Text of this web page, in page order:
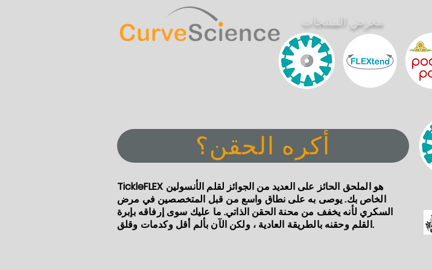
معرض المنتجات
أكره الحقن؟
TickleFLEX هو الملحق الحائز على العديد من الجوائز لقلم الأنسولين
الخاص بك. يوصى به على نطاق واسع من قبل المتخصصين في مرض
السكري لأنه يخفف من محنة الحقن الذاتي. ما عليك سوى إرفاقه بإبرة
القلم وحقنه بالطريقة العادية ، ولكن الآن بألم أقل وكدمات وقلق.